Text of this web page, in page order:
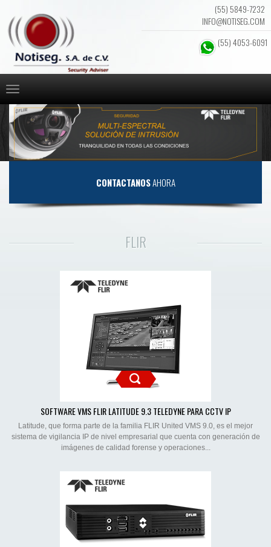
(55) 5849-7232
INFO@NOTISEG.COM
(55) 4053-6091
CONTACTANOSAHORA
FLIR
SOFTWARE VMS FLIR LATITUDE 9.3 TELEDYNE PARA CCTV IP
Latitude, que forma parte de la familia FLIR United VMS 9.0, es el mejor
sistema de vigilancia IP de nivel empresarial que cuenta con generación de
imágenes de calidad forense y operaciones...